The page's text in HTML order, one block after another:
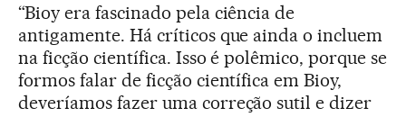
“Bioy era fascinado pela ciência de
antigamente. Há críticos que ainda o incluem
na ficção científica. Isso é polêmico, porque se
formos falar de ficção científica em Bioy,
deveríamos fazer uma correção sutil e dizer